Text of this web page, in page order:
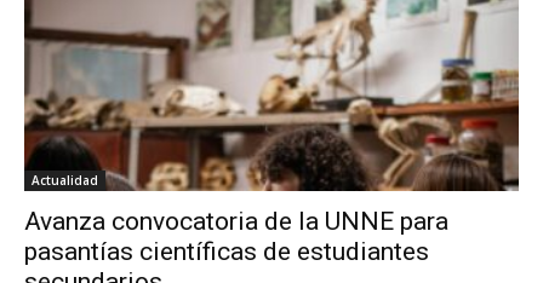
Actualidad
Avanza convocatoria de la UNNE para
pasantías científicas de estudiantes